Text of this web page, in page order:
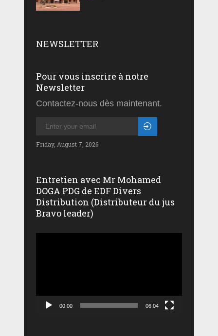
NEWSLETTER
Pour vous inscrire à notre
Newsletter
Contactez-nous dès maintenant.
Friday, August 7, 2026
Entretien avec Mr Mohamed
DOGA PDG de EDF Divers
Distribution (Distributeur du jus
Bravo leader)
00:00 06:04